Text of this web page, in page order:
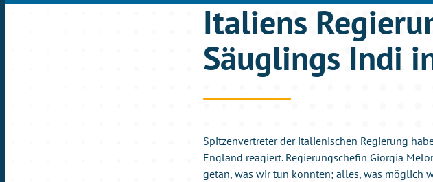
Italiens
Säuglings Indi
Spitzenvertreter der italienischen Regierung
England reagiert. Regierungschefin Giorgia
getan, was wir tun konnten; alles, was möglich